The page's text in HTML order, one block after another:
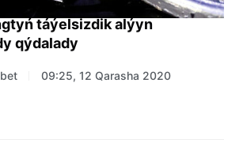
táýelsizdik alýyn
qýdalady
09:25, 12 Qarasha 2020